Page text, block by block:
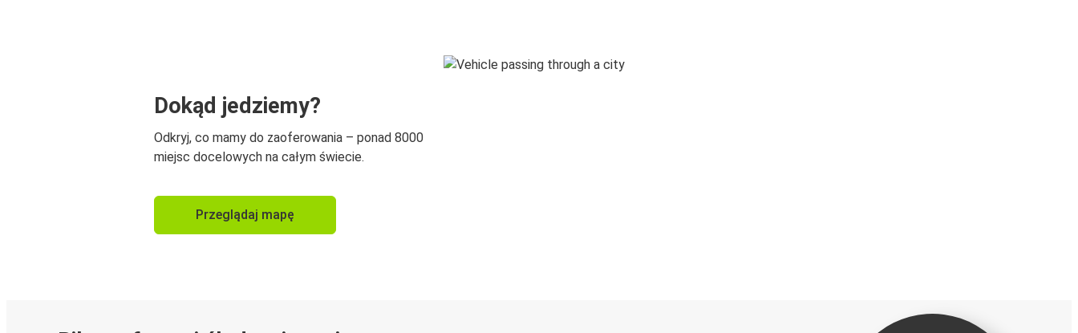
Dokąd jedziemy?
Odkryj, co mamy do zaoferowania – ponad 8000
miejsc docelowych na całym świecie.
Przeglądaj mapę